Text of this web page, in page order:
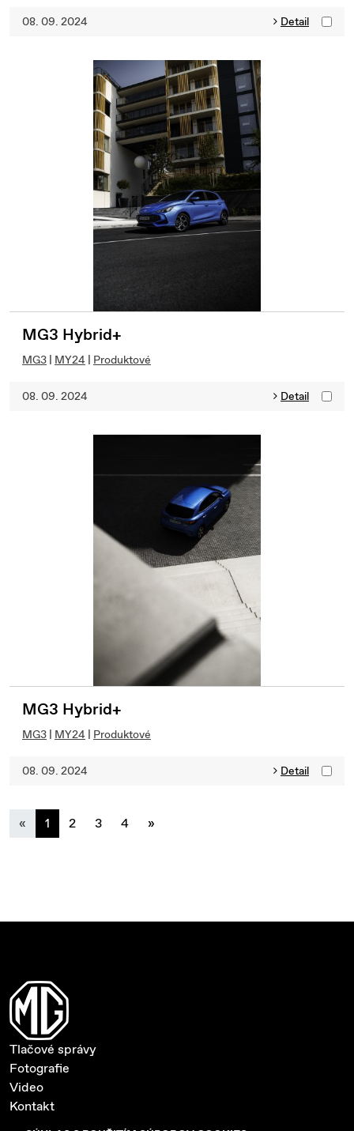
08. 09. 2024 Detail
MG3 Hybrid+
MG3 | MY24 | Produktové
08. 09. 2024 Detail
MG3 Hybrid+
MG3 | MY24 | Produktové
08. 09. 2024 Detail
« previous
1 2 3 4 »
Tlačové správy
Fotografie
Video
Kontakt
Ochrana súkromia a cookies